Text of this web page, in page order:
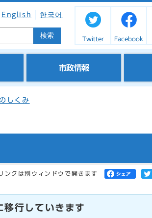
English 한국어
検索 Twitter Facebook
市政情報
しくみ
ンクは別ウィンドウで開きます
行していきます